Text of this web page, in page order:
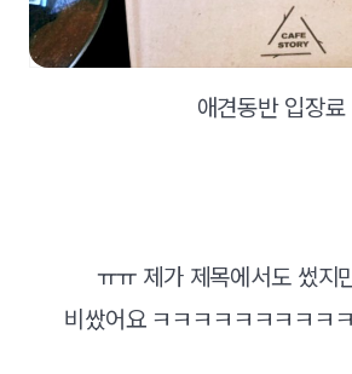
애견동반 입장료
ㅠㅠ 제가 제목에서도 썼지
비쌌어요 ㅋㅋㅋㅋㅋㅋㅋㅋㅋ